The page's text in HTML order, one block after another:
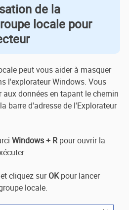
de la
locale pour
peut vous aider à masquer
l'explorateur Windows. Vous
données en tapant le chemin
barre d'adresse de l'Explorateur
Windows + Rpour ouvrir la
cliquez surOKpour lancer
locale.